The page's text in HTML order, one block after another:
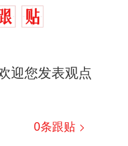
迎您发表观点
0条跟贴